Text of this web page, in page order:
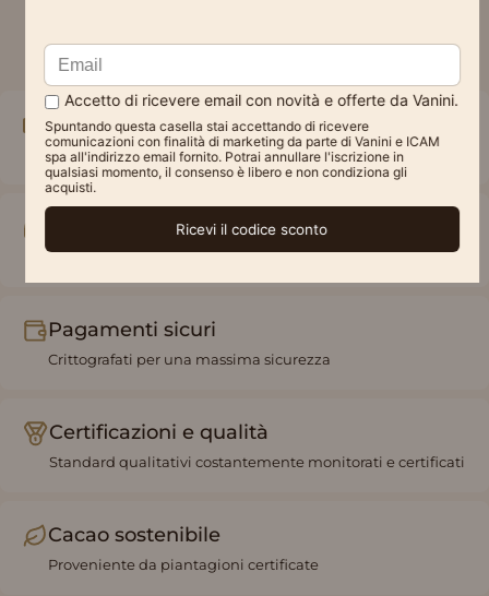
Spedizione gratuita
A partire da 49€
Assistenza online
Veloce e diretta
Pagamenti sicuri
Crittografati per una massima sicurezza
Certificazioni e qualità
Standard qualitativi costantemente monitorati e certificati
Cacao sostenibile
Proveniente da piantagioni certificate